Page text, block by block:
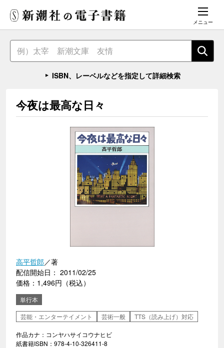
メニュー
ISBN、レーベルなどを指定して詳細検索
今夜は最高な日々
高平哲郎／著
配信開始日： 2011/02/25
価格：1,496円（税込）
単行本
芸能・エンターテイメント
芸術一般 TTS（読み上げ）対応
作品カナ：コンヤハサイコウナヒビ
紙書籍ISBN：978-4-10-326411-8